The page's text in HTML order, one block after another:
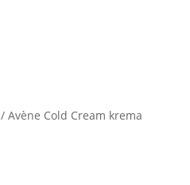
/ Avène Cold Cream krema